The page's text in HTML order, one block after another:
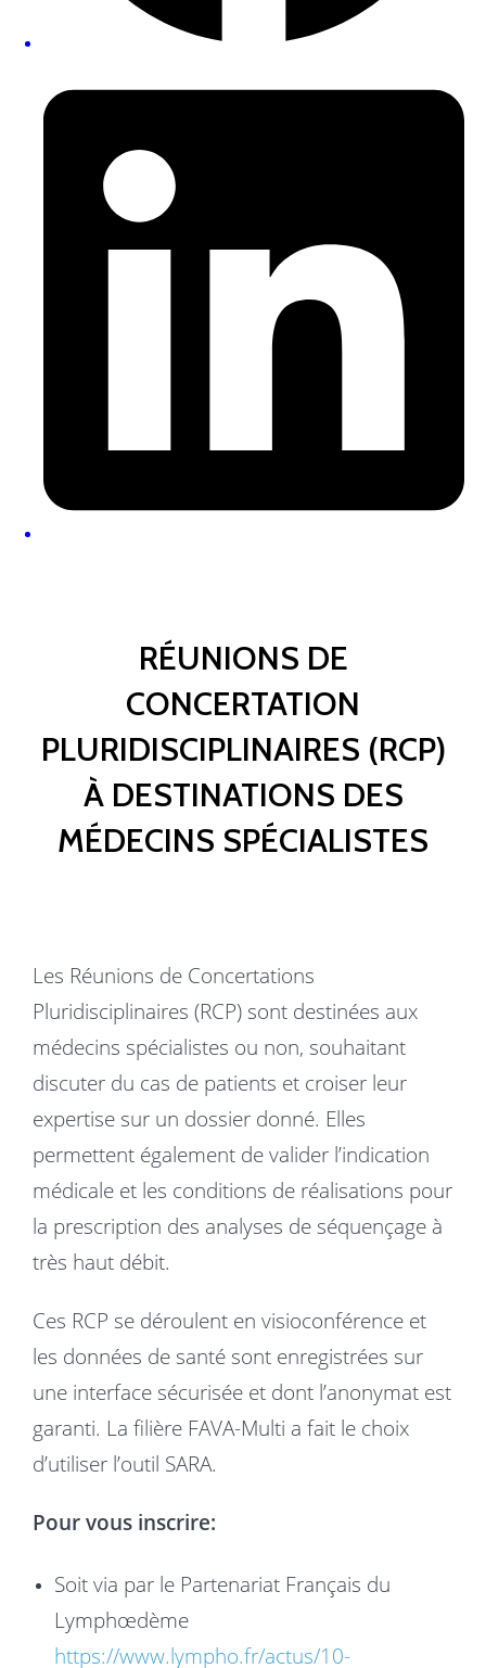
RÉUNIONS DE
CONCERTATION
PLURIDISCIPLINAIRES (RCP)
À DESTINATIONS DES
MÉDECINS SPÉCIALISTES
Les Réunions de Concertations
Pluridisciplinaires (RCP) sont destinées aux
médecins spécialistes ou non, souhaitant
discuter du cas de patients et croiser leur
expertise sur un dossier donné. Elles
permettent également de valider l’indication
médicale et les conditions de réalisations pour
la prescription des analyses de séquençage à
très haut débit.
Ces RCP se déroulent en visioconférence et
les données de santé sont enregistrées sur
une interface sécurisée et dont l’anonymat est
garanti. La filière FAVA-Multi a fait le choix
d’utiliser l’outil SARA.
Pour vous inscrire:
Soit via par le Partenariat Français du
Lymphœdème
https://www.lympho.fr/actus/10-